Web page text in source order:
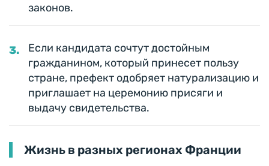
законов.
Если кандидата сочтут достойным
гражданином, который принесет пользу
стране, префект одобряет натурализацию и
приглашает на церемонию присяги и
выдачу свидетельства.
Жизнь в разных регионах Франции